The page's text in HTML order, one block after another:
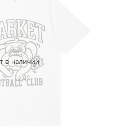
в наличии